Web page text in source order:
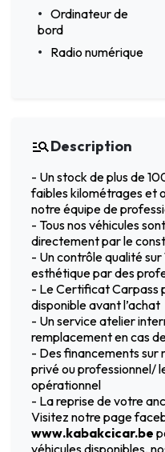
Ordinateur de
bord
Radio numérique
Description
- Un stock de plus de
faibles kilométrages et
notre équipe de
- Tous nos véhicules
directement par le
- Un contrôle qualité
esthétique par des
- Le Certificat Carpass
disponible avant l’achat
- Un service atelier
remplacement en cas
- Des financements sur
privé ou professionnel/
opérationnel
- La reprise de votre
Visitez notre page
www.kabakcicar.be
véhicules disponibles,